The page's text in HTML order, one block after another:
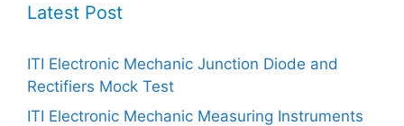
Latest Post
ITI Electronic Mechanic Junction Diode and
Rectifiers Mock Test
ITI Electronic Mechanic Measuring Instruments